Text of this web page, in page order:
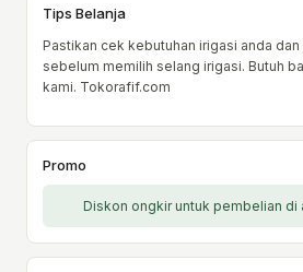
Tips Belanja
Pastikan cek kebutuhan irigasi anda
sebelum memilih selang irigasi. Butuh
kami. Tokorafif.com
Promo
Diskon ongkir untuk pembelian di